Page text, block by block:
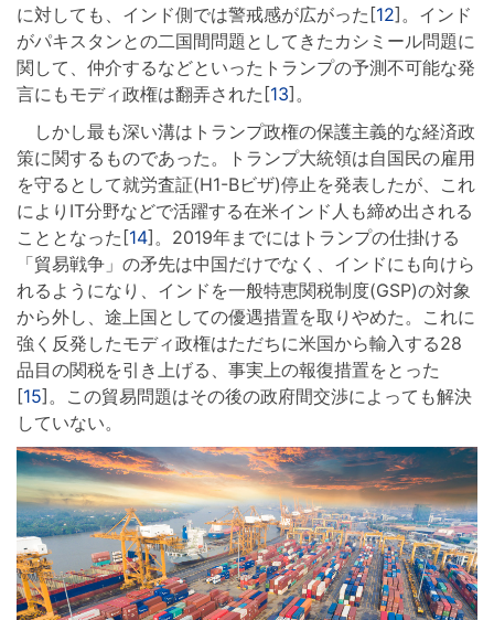
に対しても、インド側では警戒感が広がった[12]。インド
がパキスタンとの二国間問題としてきたカシミール問題に
関して、仲介するなどといったトランプの予測不可能な発
言にもモディ政権は翻弄された[13]。
しかし最も深い溝はトランプ政権の保護主義的な経済政
策に関するものであった。トランプ大統領は自国民の雇用
を守るとして就労査証(H1-Bビザ)停止を発表したが、これ
によりIT分野などで活躍する在米インド人も締め出される
こととなった[14]。2019年までにはトランプの仕掛ける
「貿易戦争」の矛先は中国だけでなく、インドにも向けら
れるようになり、インドを一般特恵関税制度(GSP)の対象
から外し、途上国としての優遇措置を取りやめた。これに
強く反発したモディ政権はただちに米国から輸入する28
品目の関税を引き上げる、事実上の報復措置をとった
[15]。この貿易問題はその後の政府間交渉によっても解決
していない。